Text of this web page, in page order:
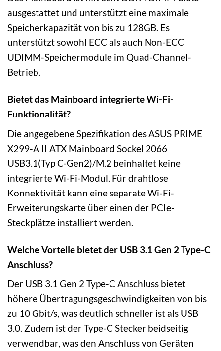
ausgestattet und unterstützt eine maximale
Speicherkapazität von bis zu 128GB. Es
unterstützt sowohl ECC als auch Non-ECC
UDIMM-Speichermodule im Quad-Channel-
Betrieb.
Bietet das Mainboard integrierte Wi-Fi-
Funktionalität?
Die angegebene Spezifikation des ASUS PRIME
X299-A II ATX Mainboard Sockel 2066
USB3.1(Typ C-Gen2)/M.2 beinhaltet keine
integrierte Wi-Fi-Modul. Für drahtlose
Konnektivität kann eine separate Wi-Fi-
Erweiterungskarte über einen der PCIe-
Steckplätze installiert werden.
Welche Vorteile bietet der USB 3.1 Gen 2 Type-C
Anschluss?
Der USB 3.1 Gen 2 Type-C Anschluss bietet
höhere Übertragungsgeschwindigkeiten von bis
zu 10 Gbit/s, was deutlich schneller ist als USB
3.0. Zudem ist der Type-C Stecker beidseitig
verwendbar, was den Anschluss von Geräten